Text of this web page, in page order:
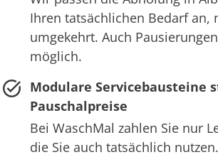
Ihren tatsächlichen Bedarf an,
umgekehrt. Auch
möglich.
Modulare Servicebausteine
Pauschalpreise
Bei WaschMal zahlen Sie nur
die Sie auch tatsächlich